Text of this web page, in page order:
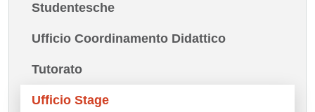
Studentesche
Ufficio Coordinamento Didattico
Tutorato
Ufficio Stage